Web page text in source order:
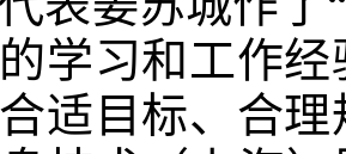
学习和工作
适目标、合